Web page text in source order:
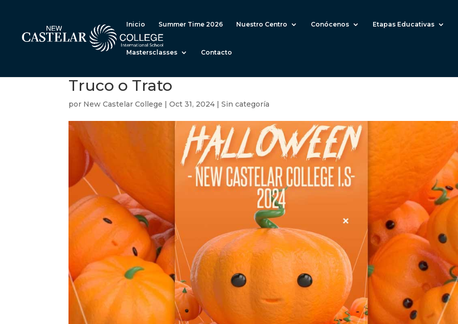
Inicio Summer Time 2026 Nuestro Centro Conócenos Etapas Educativas
Mastersclasses Contacto
Truco o Trato
por New Castelar College |Oct 31, 2024 |Sin categoría